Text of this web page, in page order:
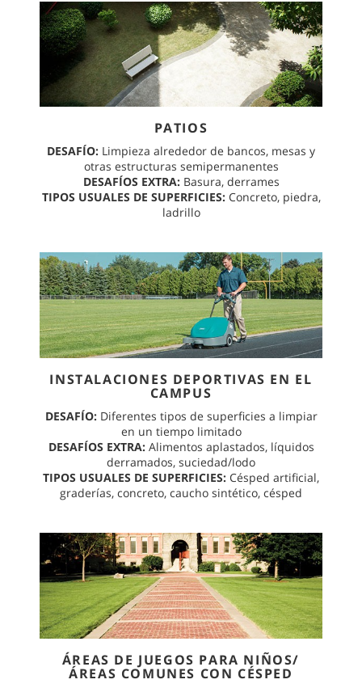
PATIOS
DESAFÍO: Limpieza alrededor de bancos, mesas y
otras estructuras semipermanentes
DESAFÍOS EXTRA: Basura, derrames
TIPOS USUALES DE SUPERFICIES:Concreto, piedra,
ladrillo
INSTALACIONES DEPORTIVAS EN EL
CAMPUS
DESAFÍO: Diferentes tipos de superficies a limpiar
en un tiempo limitado
DESAFÍOS EXTRA:Alimentos aplastados, líquidos
derramados, suciedad/lodo
TIPOS USUALES DE SUPERFICIES: Césped artificial,
graderías, concreto, caucho sintético, césped
ÁREAS DE JUEGOS PARA NIÑOS/
ÁREAS COMUNES CON CÉSPED